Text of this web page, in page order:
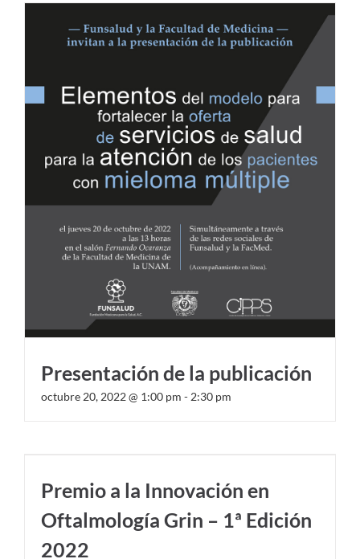
Presentación de la publicación
octubre 20, 2022 @ 1:00 pm - 2:30 pm
Premio a la Innovación en
Oftalmología Grin – 1ª Edición
2022